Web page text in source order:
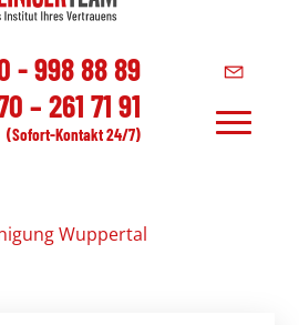
- 998 88 89
– 261 71 91
(Sofort-Kontakt 24/7)
Wuppertal